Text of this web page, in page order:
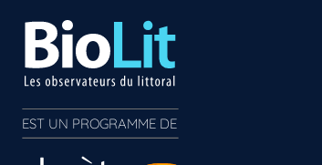
EST UN PROGRAMME DE